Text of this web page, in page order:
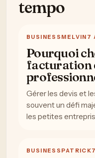
tempo
BUSINESS MELVIN 7
Pourquoi
facturation
Gérer les devis et
souvent un défi
les petites
BUSINESS PATRICK